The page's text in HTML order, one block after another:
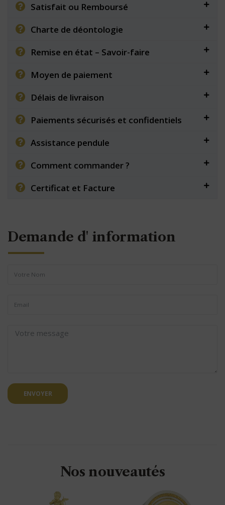
Satisfait ou Remboursé
Charte de déontologie
Remise en état – Savoir-faire
Moyen de paiement
Délais de livraison
Paiements sécurisés et confidentiels
Assistance pendule
Comment commander ?
Certificat et Facture
Demande d' information
ENVOYER
Nos nouveautés